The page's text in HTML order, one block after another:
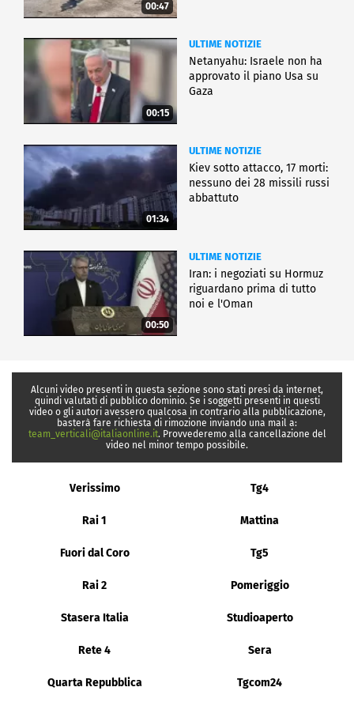
00:47
00:15
ULTIME NOTIZIE
Netanyahu: Israele non ha
approvato il piano Usa su
Gaza
01:34
ULTIME NOTIZIE
Kiev sotto attacco, 17 morti:
nessuno dei 28 missili russi
abbattuto
00:50
ULTIME NOTIZIE
Iran: i negoziati su Hormuz
riguardano prima di tutto
noi e l'Oman
Alcuni video presenti in questa sezione sono stati presi da internet,
quindi valutati di pubblico dominio. Se i soggetti presenti in questi
video o gli autori avessero qualcosa in contrario alla pubblicazione,
basterà fare richiesta di rimozione inviando una mail a:
team_verticali@italiaonline.it. Provvederemo alla cancellazione del
video nel minor tempo possibile.
Verissimo Tg4
Rai 1 Mattina
Fuori dal Coro Tg5
Rai 2 Pomeriggio
Stasera Italia Studioaperto
Rete 4 Sera
Quarta Repubblica Tgcom24